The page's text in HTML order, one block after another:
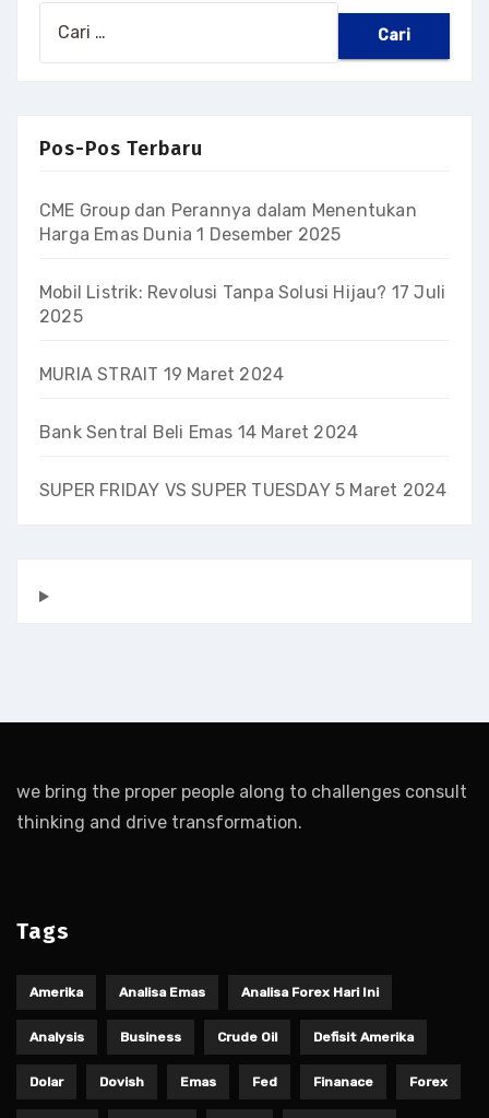
Pos-Pos Terbaru
CME Group dan Perannya dalam Menentukan
Harga Emas Dunia 1 Desember 2025
Mobil Listrik: Revolusi Tanpa Solusi Hijau? 17 Juli
2025
MURIA STRAIT 19 Maret 2024
Bank Sentral Beli Emas 14 Maret 2024
SUPER FRIDAY VS SUPER TUESDAY 5 Maret 2024
we bring the proper people along to challenges consult
thinking and drive transformation.
Tags
Amerika Analisa Emas Analisa Forex Hari Ini
Analysis Business Crude Oil Defisit Amerika
Dolar Dovish Emas Fed Finanace Forex